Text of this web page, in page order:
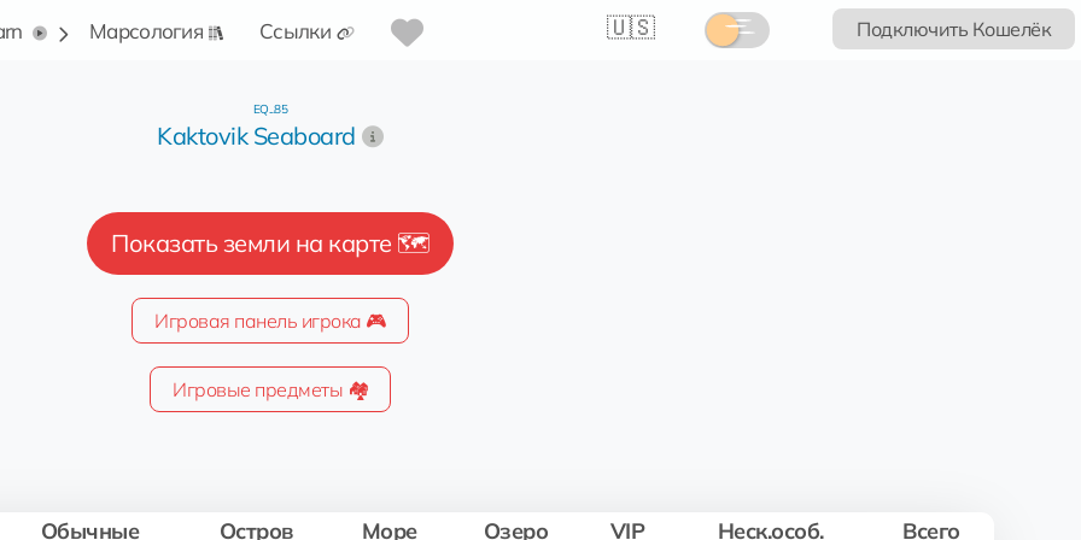
🇺🇸 Подключить Кошелёк
Марсология Ссылки
Kaktovik Seaboard
EQ...85
Показать земли на карте 🗺️
Игровая панель игрока 🎮
Игровые предметы 🏘️
Обычные Остров Море Озеро VIP Неск.особ. Всего